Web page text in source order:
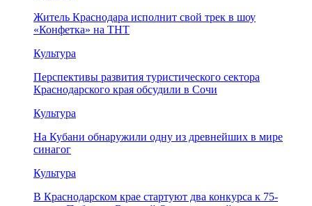
Житель Краснодара исполнит свой трек в шоу
«Конфетка» на ТНТ
Культура
Перспективы развития туристического сектора
Краснодарского края обсудили в Сочи
Культура
На Кубани обнаружили одну из древнейших в мире
синагог
Культура
В Краснодарском крае стартуют два конкурса к 75-